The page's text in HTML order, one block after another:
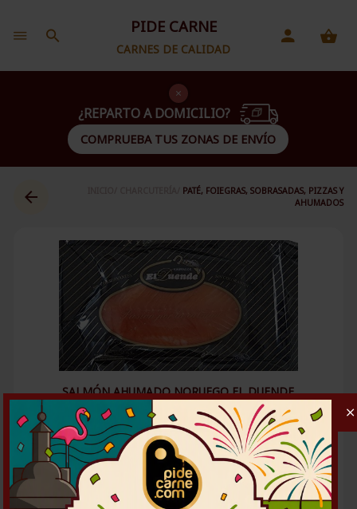
PIDE CARNE
CARNES DE CALIDAD
¿REPARTO A DOMICILIO?
COMPRUEBA TUS ZONAS DE ENVÍO
PATÉ, FOIEGRAS, SOBRASADAS, PIZZAS Y
AHUMADOS
SALMÓN AHUMADO NORUEGO EL DUENDE
Cantidad mínima en pedido: 1 pza/s-ud/s
Peso pieza/unidad: 0.10kg
4,05 € / pieza-ud